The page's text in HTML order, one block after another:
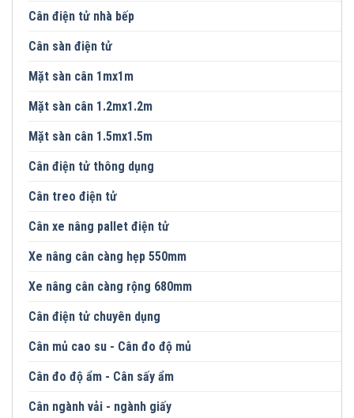
Cân điện tử nhà bếp
Cân sàn điện tử
Mặt sàn cân 1mx1m
Mặt sàn cân 1.2mx1.2m
Mặt sàn cân 1.5mx1.5m
Cân điện tử thông dụng
Cân treo điện tử
Cân xe nâng pallet điện tử
Xe nâng cân càng hẹp 550mm
Xe nâng cân càng rộng 680mm
Cân điện tử chuyên dụng
Cân mủ cao su - Cân đo độ mủ
Cân đo độ ẩm - Cân sấy ẩm
Cân ngành vải - ngành giấy